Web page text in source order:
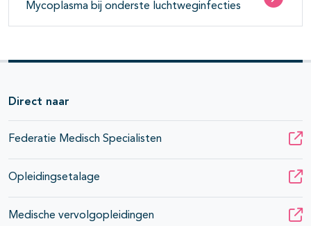
Mycoplasma bij onderste luchtweginfecties
Direct naar
Federatie Medisch Specialisten
Opleidingsetalage
Medische vervolgopleidingen